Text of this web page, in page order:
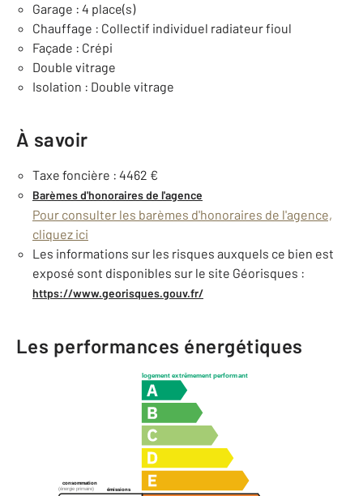
Garage : 4 place(s)
Chauffage : Collectif individuel radiateur fioul
Façade : Crépi
Double vitrage
Isolation : Double vitrage
À savoir
Taxe foncière : 4462 €
Barèmes d'honoraires de l'agence
Pour consulter les barèmes d'honoraires de l'agence,
cliquez ici
Les informations sur les risques auxquels ce bien est
exposé sont disponibles sur le site Géorisques :
https://www.georisques.gouv.fr/
Les performances énergétiques
logement extrêmement performant
consommation
émissions
(énergie primaire)